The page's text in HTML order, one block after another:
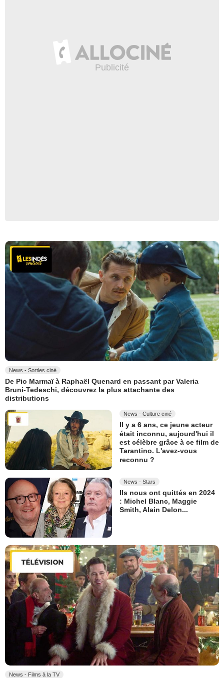
News - Sorties ciné
De Pio Marmaï à Raphaël Quenard en passant par Valeria
Bruni-Tedeschi, découvrez la plus attachante des
distributions
News - Culture ciné
Il y a 6 ans, ce jeune acteur
était inconnu, aujourd'hui il
est célèbre grâce à ce film de
Tarantino. L'avez-vous
reconnu ?
News - Stars
Ils nous ont quittés en 2024
: Michel Blanc, Maggie
Smith, Alain Delon...
News - Films à la TV